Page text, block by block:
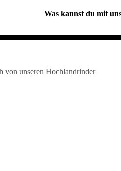
Was kannst du mit
von unseren Hochlandrinder